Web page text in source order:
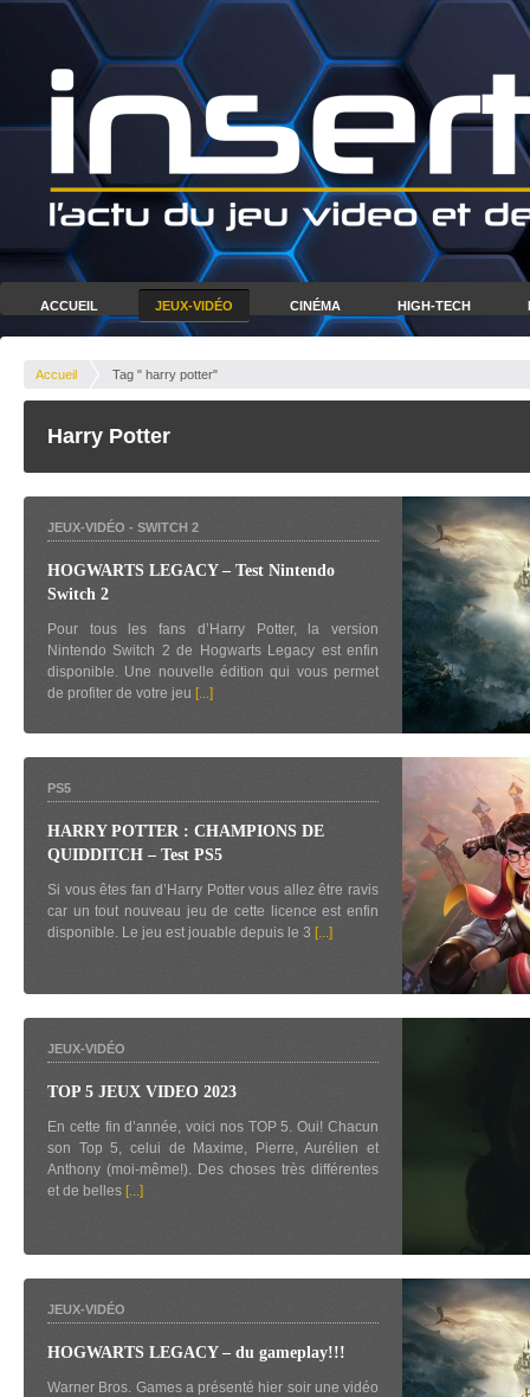
ACCUEIL JEUX-VIDÉO CINÉMA HIGH-TECH
Accueil Tag " harry potter"
Harry Potter
JEUX-VIDÉO - SWITCH 2
HOGWARTS LEGACY – Test Nintendo
Switch 2
Pour tous les fans d’Harry Potter, la version
Nintendo Switch 2 de Hogwarts Legacy est enfin
disponible. Une nouvelle édition qui vous permet
de profiter de votre jeu [...]
PS5
HARRY POTTER : CHAMPIONS DE
QUIDDITCH – Test PS5
Si vous êtes fan d’Harry Potter vous allez être ravis
car un tout nouveau jeu de cette licence est enfin
disponible. Le jeu est jouable depuis le 3 [...]
JEUX-VIDÉO
TOP 5 JEUX VIDEO 2023
En cette fin d’année, voici nos TOP 5. Oui! Chacun
son Top 5, celui de Maxime, Pierre, Aurélien et
Anthony (moi-même!). Des choses très différentes
et de belles [...]
JEUX-VIDÉO
HOGWARTS LEGACY – du gameplay!!!
Warner Bros. Games a présenté hier soir une vidéo